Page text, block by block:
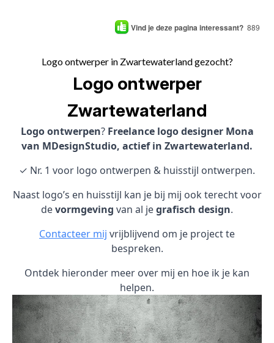
Vind je deze pagina interessant? 889
Logo ontwerper in Zwartewaterland gezocht?
Logo ontwerper
Zwartewaterland
Logo ontwerpen? Freelance logo designer Mona
van MDesignStudio, actief in Zwartewaterland.
✓ Nr. 1 voor logo ontwerpen & huisstijl ontwerpen.
Naast logo’s en huisstijl kan je bij mij ook terecht voor
devormgeving van al jegrafisch design.
Contacteer mij vrijblijvend om je project te
bespreken.
Ontdek hieronder meer over mij en hoe ik je kan
helpen.